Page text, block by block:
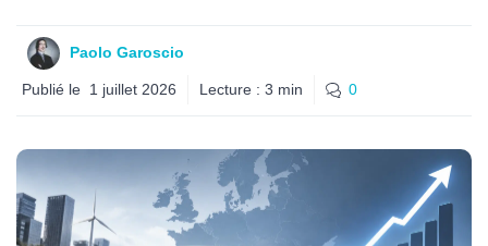
Paolo Garoscio
Publié le 1 juillet 2026 Lecture : 3 min 0